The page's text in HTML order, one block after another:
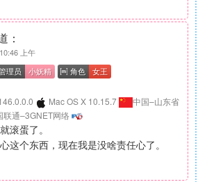
：
上午
Mac OS X 10.15.7
中国–山东省
通–3GNET网络
滚蛋了。
这个东西，现在我是没啥责任心了。